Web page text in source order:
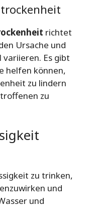
richtet
Ursache und
variieren. Es gibt
helfen können,
zu lindern
zu
zu trinken,
und
und